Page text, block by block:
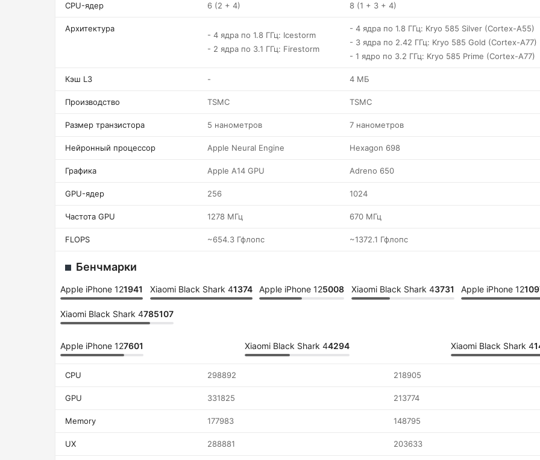
CPU-ядер 6 (2 + 4) 8 (1 + 3 + 4)
Архитектура
- 4 ядра по 1.8 ГГц: Icestorm
- 2 ядра по 3.1 ГГц: Firestorm
- 4 ядра по 1.8 ГГц: Kryo 585 Silver (Cortex-A55)
- 3 ядра по 2.42 ГГц: Kryo 585 Gold (Cortex-A77)
- 1 ядро по 3.2 ГГц: Kryo 585 Prime (Cortex-A77)
Кэш L3 - 4 МБ
Производство TSMC TSMC
Размер транзистора 5 нанометров 7 нанометров
Нейронный процессор Apple Neural Engine Hexagon 698
Графика Apple A14 GPU Adreno 650
GPU-ядер 256 1024
Частота GPU 1278 МГц 670 МГц
FLOPS ~654.3 Гфлопс ~1372.1 Гфлопс
Бенчмарки
Apple iPhone 121941 Xiaomi Black Shark 41374 Apple iPhone 125008 Xiaomi Black Shark 43731 Apple iPhone 12
Xiaomi Black Shark 4785107
Apple iPhone 127601 Xiaomi Black Shark 44294 Xiaomi Black Shark 4
CPU 298892 218905
GPU 331825 213774
Memory 177983 148795
UX 288881 203633